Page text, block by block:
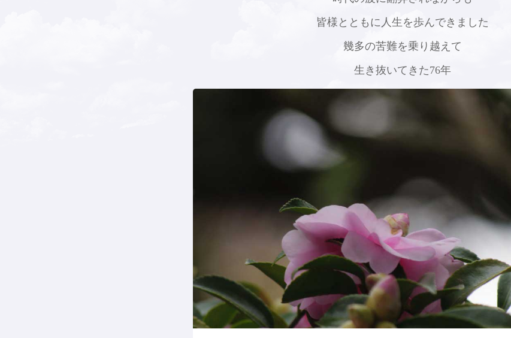
皆様とともに人生を歩んできました
幾多の苦難を乗り越えて
生き抜いてきた76年